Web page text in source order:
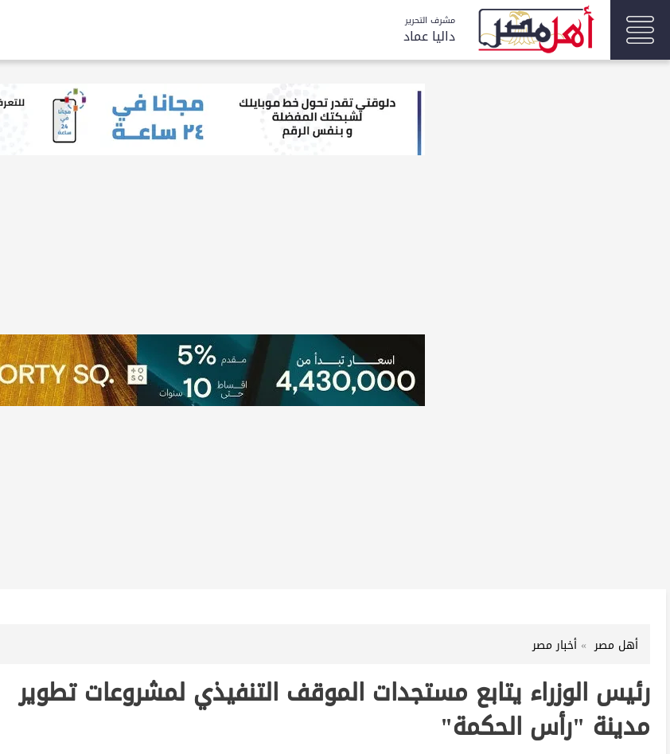
مشرف التحرير
داليا عماد
أهل مصر أخبار مصر
رئيس الوزراء يتابع مستجدات الموقف التنفيذي لمشروعات تطوير
مدينة "رأس الحكمة"